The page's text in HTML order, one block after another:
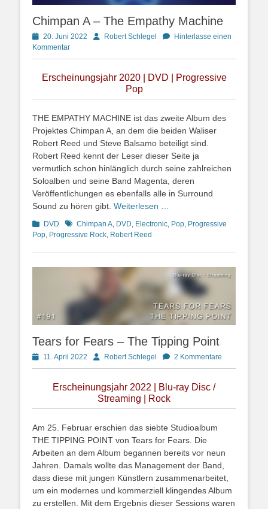
Chimpan A – The Empathy Machine
Posted
on
20. Juni 2022 AutorRobert Schlegel
Hinterlasse einen
Kommentar
Erscheinungsjahr 2020 | DVD | Progressive
Pop
THE EMPATHY MACHINE ist das zweite Album des
Projektes Chimpan A, an dem die beiden Waliser
Robert Reed und Steve Balsamo beteiligt sind.
Robert Reed kennt der Leser dieser Seite ja
vermutlich schon hinlänglich durch seine zahlreichen
Soloalben und seine Band Magenta, deren
Veröffentlichungen es ebenfalls alle in Surround
Sound zu hören gibt. Weiterlesen …
Kategorien
DVD Schlagworte
Chimpan A, DVD, Electronic, Pop, Progressive
Pop, Progressive Rock, Robert Reed
Tears for Fears – The Tipping Point
Posted
on
11. April 2022 AutorRobert Schlegel 2 Kommentare
Erscheinungsjahr 2022 | Blu-ray Disc /
Streaming | Rock
Am 25. Februar erschien das siebte Studioalbum
THE TIPPING POINT von Tears for Fears. Die
Arbeiten an dem Album begannen bereits vor neun
Jahren. Damals wollte das Management der Band,
dass diese mit jungen Künstlern zusammenarbeitet,
um ein modernes und kommerziell klingendes Album
zu erstellen. Mit dem Ergebnis dieser Sessions waren